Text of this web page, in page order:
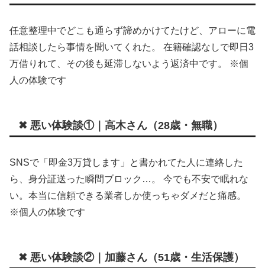
任意整理中でどこも通らず諦めかけてたけど、アローに電
話相談したら事情を聞いてくれた。 在籍確認なしで即日3
万借りれて、その後も延滞しないよう返済中です。 ※個
人の体験です
✖ 悪い体験談①｜高木さん（28歳・無職）
SNSで「即金3万貸します」と書かれてた人に連絡した
ら、身分証送った瞬間ブロック…。 今でも不安で眠れな
い。本当に信頼できる業者しか使っちゃダメだと痛感。
※個人の体験です
✖ 悪い体験談②｜加藤さん（51歳・生活保護）